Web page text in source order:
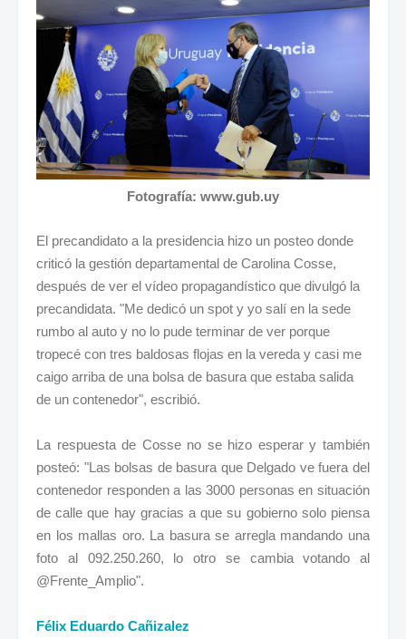
Fotografía: www.gub.uy
El precandidato a la presidencia hizo un posteo donde
criticó la gestión departamental de Carolina Cosse,
después de ver el vídeo propagandístico que divulgó la
precandidata. "Me dedicó un spot y yo salí en la sede
rumbo al auto y no lo pude terminar de ver porque
tropecé con tres baldosas flojas en la vereda y casi me
caigo arriba de una bolsa de basura que estaba salida
de un contenedor", escribió.
La respuesta de Cosse no se hizo esperar y también
posteó: "Las bolsas de basura que Delgado ve fuera del
contenedor responden a las 3000 personas en situación
de calle que hay gracias a que su gobierno solo piensa
en los mallas oro. La basura se arregla mandando una
foto al 092.250.260, lo otro se cambia votando al
@Frente_Amplio".
Félix Eduardo Cañizalez